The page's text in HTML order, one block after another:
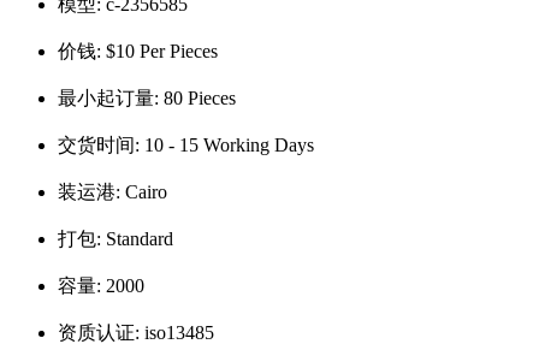
模型: c-2356585
价钱: $10 Per Pieces
最小起订量: 80 Pieces
交货时间: 10 - 15 Working Days
装运港: Cairo
打包: Standard
容量: 2000
资质认证: iso13485